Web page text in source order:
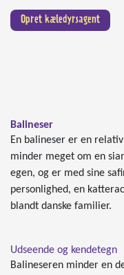
Opret kæledyrsagent
Balineser
En balineser er en
minder meget om en
egen, og er med sine
personlighed, en
blandt danske familier.
Udseende og kendetegn
Balineseren minder en